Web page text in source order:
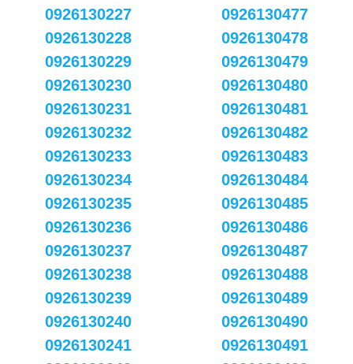
0926130227
0926130228
0926130229
0926130230
0926130231
0926130232
0926130233
0926130234
0926130235
0926130236
0926130237
0926130238
0926130239
0926130240
0926130241
0926130477
0926130478
0926130479
0926130480
0926130481
0926130482
0926130483
0926130484
0926130485
0926130486
0926130487
0926130488
0926130489
0926130490
0926130491